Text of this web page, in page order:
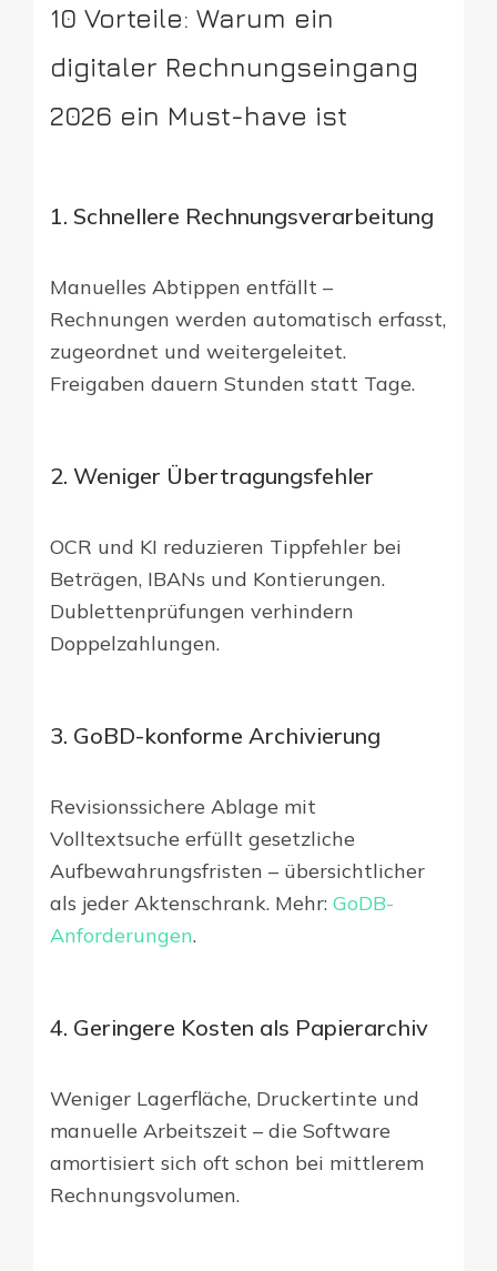
10 Vorteile: Warum ein
digitaler Rechnungseingang
2026 ein Must-have ist
1. Schnellere Rechnungsverarbeitung
Manuelles Abtippen entfällt –
Rechnungen werden automatisch erfasst,
zugeordnet und weitergeleitet.
Freigaben dauern Stunden statt Tage.
2. Weniger Übertragungsfehler
OCR und KI reduzieren Tippfehler bei
Beträgen, IBANs und Kontierungen.
Dublettenprüfungen verhindern
Doppelzahlungen.
3. GoBD-konforme Archivierung
Revisionssichere Ablage mit
Volltextsuche erfüllt gesetzliche
Aufbewahrungsfristen – übersichtlicher
als jeder Aktenschrank. Mehr: GoDB-
Anforderungen.
4. Geringere Kosten als Papierarchiv
Weniger Lagerfläche, Druckertinte und
manuelle Arbeitszeit – die Software
amortisiert sich oft schon bei mittlerem
Rechnungsvolumen.